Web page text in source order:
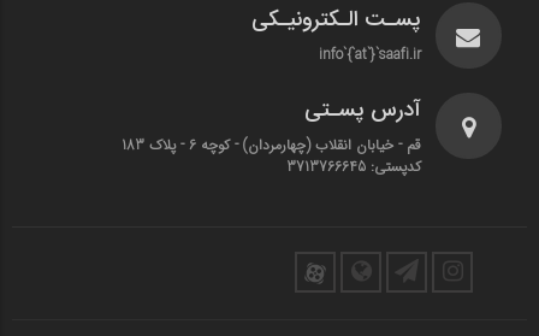
پسـت الـکترونیـکی
info`{`at`}`saafi.ir
آدرس پسـتی
قم - خیابان انقلاب (چهارمردان)‌ - کوچه 6 - پلاک 183
کدپستی: 3713766645